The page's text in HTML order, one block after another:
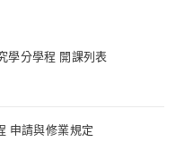
學分學程 開課列表
申請與修業規定